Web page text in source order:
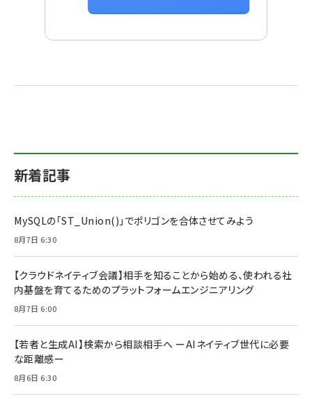
新着記事
MySQLの「ST_Union()」でポリゴンを合体させてみよう
8月7日 6:30
【クラウドネイティブ会議】相手を知ることから始める、使われる社
内基盤を育てるためのプラットフォームエンジニアリング
8月7日 6:00
【若者と生成AI】検索から相談相手へ ーAIネイティブ世代に必要
な距離感ー
8月6日 6:30